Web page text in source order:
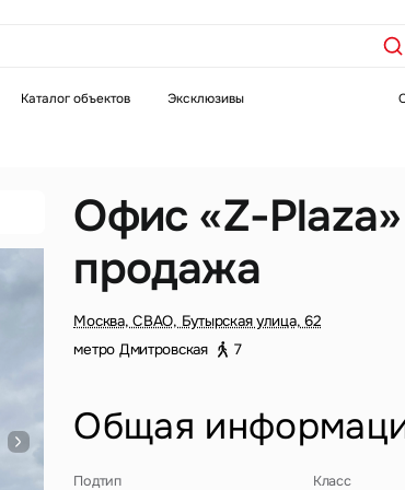
Каталог объектов Эксклюзивы
Офис «Z-
продажа
Москва, СВАО, Бутырская улица, 62
метро Дмитровская
7
Общая
Подтип Класс
Это обязательное поле
Введен неверный формат